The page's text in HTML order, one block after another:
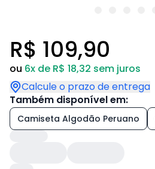
R$ 109,90
ou 6x de R$ 18,32 sem juros
Calcule o prazo de entrega
Também disponível em:
Camiseta Algodão Peruano